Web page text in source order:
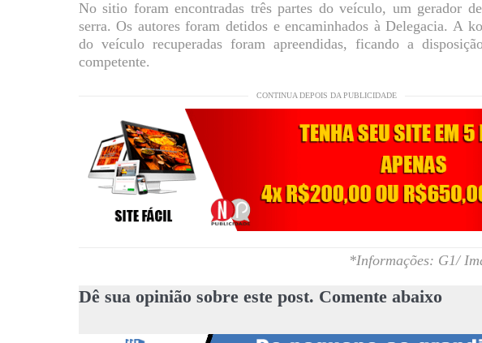
No sitio foram encontradas três partes do veículo, um gerador
serra. Os autores foram detidos e encaminhados à Delegacia. A
do veículo recuperadas foram apreendidas, ficando a
competente.
CONTINUA DEPOIS DA PUBLICIDADE
*Informações: G1/
Dê sua opinião sobre este post. Comente abaixo